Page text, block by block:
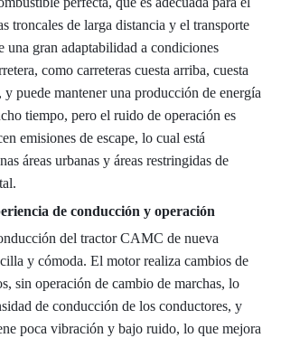
troncales de larga distancia y el transporte
una gran adaptabilidad a condiciones
como carreteras cuesta arriba, cuesta
y puede mantener una producción de energía
tiempo, pero el ruido de operación es
emisiones de escape, lo cual está
áreas urbanas y áreas restringidas de
de conducción y operación
del tractor CAMC de nueva
y cómoda. El motor realiza cambios de
sin operación de cambio de marchas, lo
de conducción de los conductores, y
poca vibración y bajo ruido, lo que mejora